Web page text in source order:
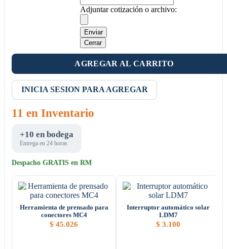
Adjuntar cotización o archivo:
Enviar
Cerrar
AGREGAR AL CARRITO
INICIA SESION PARA AGREGAR
11 en Inventario
+10 en bodega
Entrega en 24 horas
Despacho GRATIS en RM
Herramienta de prensado para
conectores MC4
$ 45.026
Interruptor automático solar
LDM7
$ 3.100